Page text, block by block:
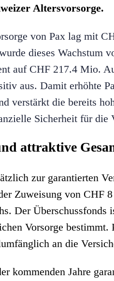
Altersvorsorge.
von Pax lag mit
dieses Wachstum
auf CHF 217.4 Mio.
aus. Damit erhöhte
verstärkt die bereits
Sicherheit für die
attraktive
zur garantierten
Zuweisung von CHF
Der Überschussfonds
Vorsorge bestimmt.
an die
kommenden Jahre